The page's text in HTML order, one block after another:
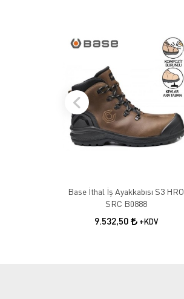
Base İthal İş Ayakkabısı S3 HRO
SRC B0888
9.532,50 +KDV